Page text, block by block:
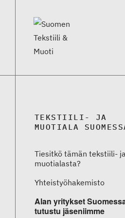
TEKSTIILI- JA
MUOTIALA
Tiesitkö tämän tekstiili- ja
muotialasta?
Yhteistyö­hakemisto
Alan yritykset
tutustu jäseniimme